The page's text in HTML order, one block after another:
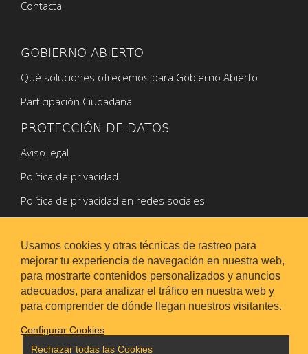
Usamos cookies y otras técnicas de rastreo para
mejorar tu experiencia de navegación en nuestra web,
para mostrarte contenidos personalizados y anuncios
adecuados, para analizar el tráfico en nuestra web y
para comprender de dónde llegan nuestros visitantes.
Configurar Cookies
Rechazar todas las Cookies
Contacta
GOBIERNO ABIERTO
Qué soluciones ofrecemos para Gobierno Abierto
Participación Ciudadana
PROTECCIÓN DE DATOS
Aviso legal
Política de privacidad
Política de privacidad en redes sociales